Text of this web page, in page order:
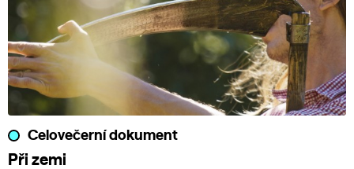
Celovečerní dokument
Při zemi